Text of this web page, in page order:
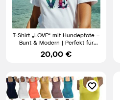
T-Shirt „LOVE“ mit Hundepfote –
Bunt & Modern | Perfekt für
Hundeliebhaber
20,00 €